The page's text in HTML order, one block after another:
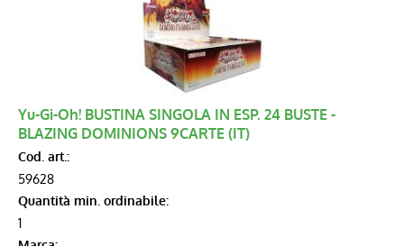
Yu-Gi-Oh! BUSTINA SINGOLA IN ESP. 24 BUSTE -
BLAZING DOMINIONS 9CARTE (IT)
Cod. art.:
59628
Quantità min. ordinabile:
1